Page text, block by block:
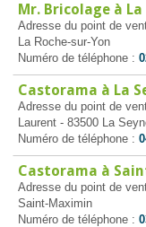
Mr. Bricolage à La
Adresse du point de
La Roche-sur-Yon
Numéro de téléphone :
Castorama à La
Adresse du point de
Laurent - 83500 La
Numéro de téléphone :
Castorama à
Adresse du point de
Saint-Maximin
Numéro de téléphone :